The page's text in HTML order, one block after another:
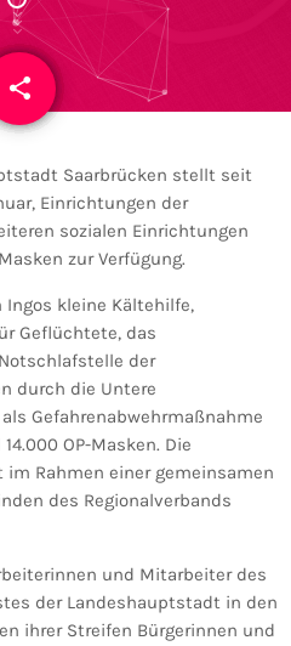
share
email
Saarbrücken stellt seit
Einrichtungen der
sozialen Einrichtungen
zur Verfügung.
kleine Kältehilfe,
Geflüchtete, das
der
durch die Untere
Gefahrenabwehrmaßnahme
OP-Masken. Die
Rahmen einer gemeinsamen
des Regionalverbands
und Mitarbeiter des
der Landeshauptstadt in den
ihrer Streifen Bürgerinnen und